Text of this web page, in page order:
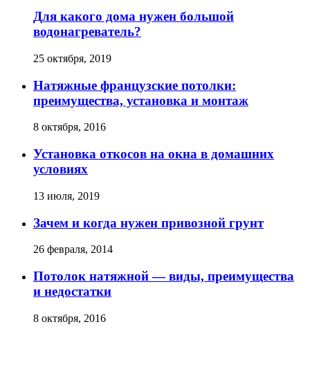
Для какого дома нужен большой
водонагреватель?
25 октября, 2019
Натяжные французские потолки:
преимущества, установка и монтаж
8 октября, 2016
Установка откосов на окна в домашних
условиях
13 июля, 2019
Зачем и когда нужен привозной грунт
26 февраля, 2014
Потолок натяжной — виды, преимущества
и недостатки
8 октября, 2016